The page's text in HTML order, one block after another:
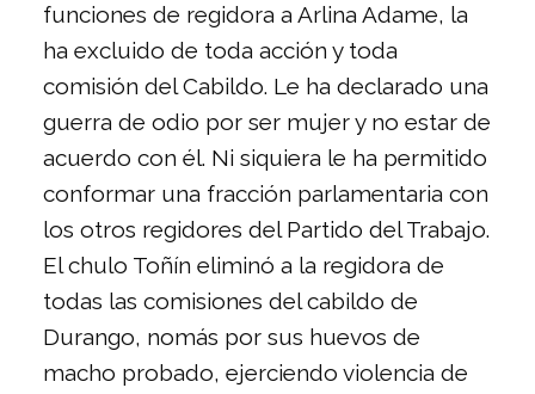
funciones de regidora a Arlina Adame, la
ha excluido de toda acción y toda
comisión del Cabildo. Le ha declarado una
guerra de odio por ser mujer y no estar de
acuerdo con él. Ni siquiera le ha permitido
conformar una fracción parlamentaria con
los otros regidores del Partido del Trabajo.
El chulo Toñín eliminó a la regidora de
todas las comisiones del cabildo de
Durango, nomás por sus huevos de
macho probado, ejerciendo violencia de